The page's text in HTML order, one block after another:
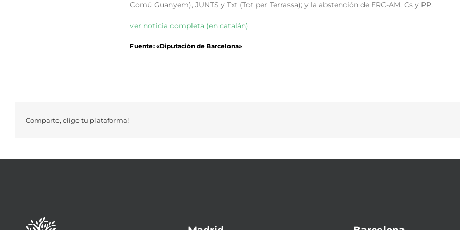
Comú Guanyem), JUNTS y Txt (Tot per Terrassa); y la abstención de ERC-AM, Cs y PP.
ver noticia completa (en catalán)
Fuente: «Diputación de Barcelona»
Comparte, elige tu plataforma!